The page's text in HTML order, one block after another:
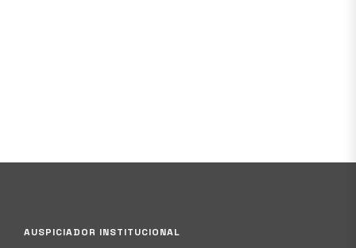
AUSPICIADOR INSTITUCIONAL